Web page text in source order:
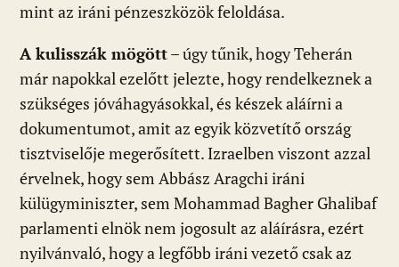
mint az iráni pénzeszközök feloldása.
A kulisszák mögött– úgy tűnik, hogy Teherán
már napokkal ezelőtt jelezte, hogy rendelkeznek a
szükséges jóváhagyásokkal, és készek aláírni a
dokumentumot, amit az egyik közvetítő ország
tisztviselője megerősített. Izraelben viszont azzal
érvelnek, hogy sem Abbász Aragchi iráni
külügyminiszter, sem Mohammad Bagher Ghalibaf
parlamenti elnök nem jogosult az aláírásra, ezért
nyilvánvaló, hogy a legfőbb iráni vezető csak az